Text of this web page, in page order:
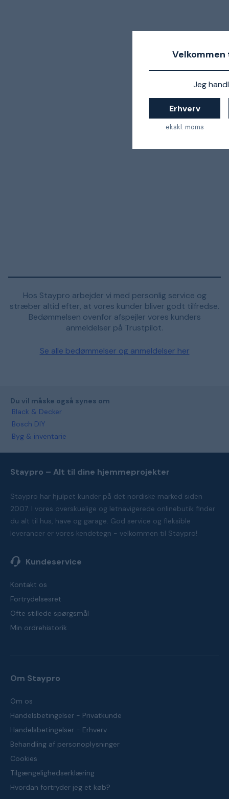
Jeg
Erhverv
ekskl. moms
Hos Staypro arbejder vi med personlig service og
stræber altid efter, at vores kunder bliver godt tilfredse.
Bedømmelsen ovenfor afspejler vores kunders
anmeldelser på Trustpilot.
Se alle bedømmelser og anmeldelser her
Du vil måske også synes om
Black & Decker
Bosch DIY
Byg & inventarie
Staypro – Alt til dine hjemmeprojekter
Staypro har hjulpet kunder på det nordiske marked siden
2007. I vores overskuelige og letnavigerede onlinebutik finder
du alt til hus, have og garage. God service og fleksible
leverancer er vores kendetegn - velkommen til Staypro!
Kundeservice
Kontakt os
Fortrydelsesret
Ofte stillede spørgsmål
Min ordrehistorik
Om Staypro
Om os
Handelsbetingelser - Privatkunde
Handelsbetingelser - Erhverv
Behandling af personoplysninger
Cookies
Tilgængelighedserklæring
Hvordan fortryder jeg et køb?